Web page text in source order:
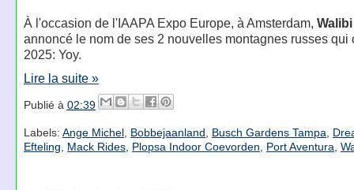
À l'occasion de l'IAAPA Expo Europe, à Amsterdam,
annoncé le nom de ses 2 nouvelles montagnes russes qui
2025: Yoy.
Lire la suite »
Publié à 02:39
Labels: Ange Michel, Bobbejaanland Busch Gardens Tampa
Efteling
Mack Rides, Plopsa Indoor Coevorden Port Aventura